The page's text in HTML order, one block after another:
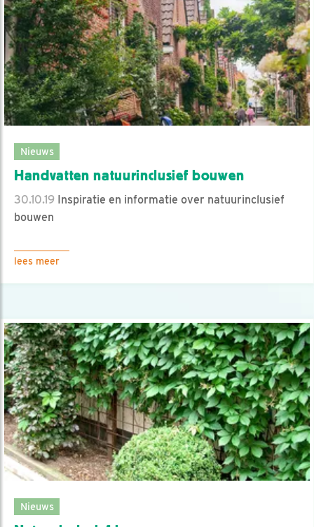
Nieuws
Handvatten natuurinclusief bouwen
30.10.19 Inspiratie en informatie over natuurinclusief
bouwen
lees meer
Nieuws